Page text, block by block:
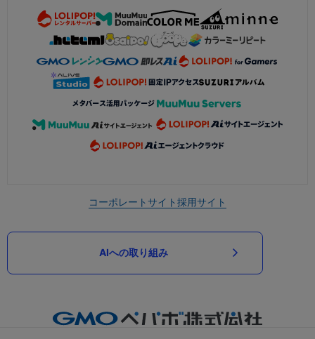
コーポレートサイト採用サイト
AIへの取り組み